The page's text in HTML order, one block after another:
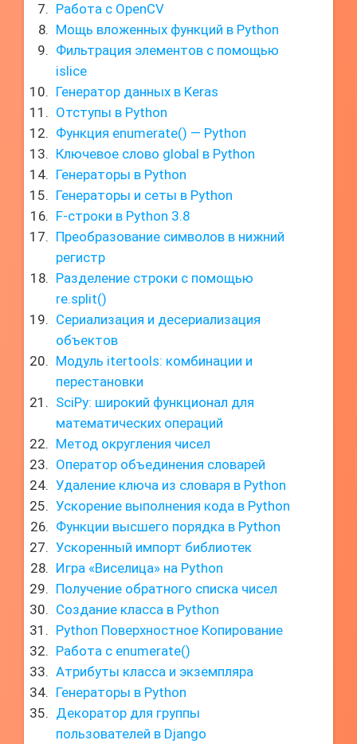
Работа с OpenCV
Мощь вложенных функций в Python
Фильтрация элементов с помощью
islice
Генератор данных в Keras
Отступы в Python
Функция enumerate() — Python
Ключевое слово global в Python
Генераторы в Python
Генераторы и сеты в Python
F-строки в Python 3.8
Преобразование символов в нижний
регистр
Разделение строки с помощью
re.split()
Сериализация и десериализация
объектов
Модуль itertools: комбинации и
перестановки
SciPy: широкий функционал для
математических операций
Метод округления чисел
Оператор объединения словарей
Удаление ключа из словаря в Python
Ускорение выполнения кода в Python
Функции высшего порядка в Python
Ускоренный импорт библиотек
Игра «Виселица» на Python
Получение обратного списка чисел
Создание класса в Python
Python Поверхностное Копирование
Работа с enumerate()
Атрибуты класса и экземпляра
Генераторы в Python
Декоратор для группы
пользователей в Django